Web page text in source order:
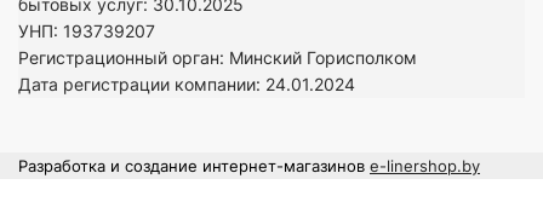
бытовых услуг: 30.10.2025
УНП: 193739207
Регистрационный орган: Минский Горисполком
Дата регистрации компании: 24.01.2024
Разработка и создание интернет-магазинов e-linershop.by